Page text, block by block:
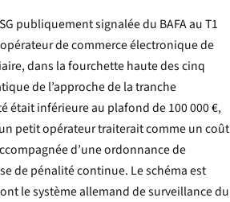
publiquement signalée du BAFA au T1
de commerce électronique de
dans la fourchette haute des cinq
de l’approche de la tranche
était inférieure au plafond de 100 000 €,
petit opérateur traiterait comme un coût
d’une ordonnance de
de pénalité continue. Le schéma est
le système allemand de surveillance du